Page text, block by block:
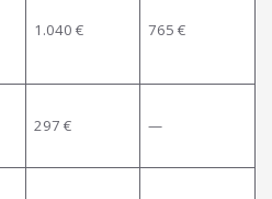
1.040 € 765 €
297 € —